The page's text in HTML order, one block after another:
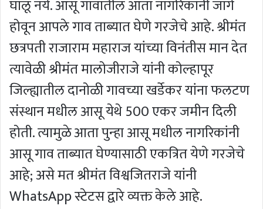
घालू नये. आसू गावातील आता नागरिकांनी जागे
होवून आपले गाव ताब्यात घेणे गरजेचे आहे. श्रीमंत
छत्रपती राजाराम महाराज यांच्या विनंतीस मान देत
त्यावेळी श्रीमंत मालोजीराजे यांनी कोल्हापूर
जिल्ह्यातील दानोळी गावच्या खर्डेकर यांना फलटण
संस्थान मधील आसू येथे 500 एकर जमीन दिली
होती. त्यामुळे आता पुन्हा आसू मधील नागरिकांनी
आसू गाव ताब्यात घेण्यासाठी एकत्रित येणे गरजेचे
आहे; असे मत श्रीमंत विश्वजितराजे यांनी
WhatsApp स्टेटस द्वारे व्यक्त केले आहे.